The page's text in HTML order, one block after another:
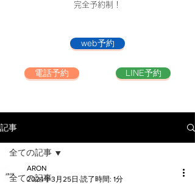
完全予約制！
web予約
電話予約 LINE予約
記事
全ての記事
全ての記事
ARON
2024年3月25日 読了時間: 1分